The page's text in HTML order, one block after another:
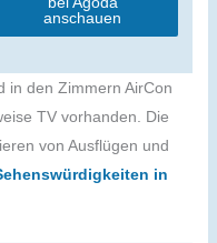
anschauen
in den Zimmern AirCon
TV vorhanden. Die
von Ausflügen und
in